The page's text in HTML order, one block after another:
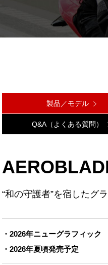
製品／モデル
Q&A（よくある質問）
“和の守護者”を宿したグ
2026年ニューグラフィック
2026年夏頃発売予定